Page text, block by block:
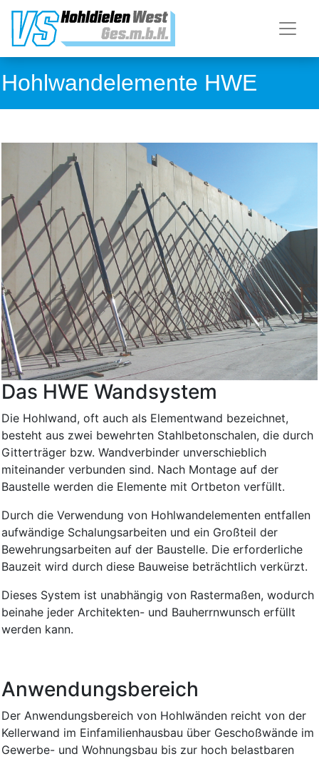
Hohlwandelemente HWE
Das HWE Wandsystem
Die Hohlwand, oft auch als Elementwand bezeichnet,
besteht aus zwei bewehrten Stahlbetonschalen, die durch
Gitterträger bzw. Wandverbinder unverschieblich
miteinander verbunden sind. Nach Montage auf der
Baustelle werden die Elemente mit Ortbeton verfüllt.
Durch die Verwendung von Hohlwandelementen entfallen
aufwändige Schalungsarbeiten und ein Großteil der
Bewehrungsarbeiten auf der Baustelle. Die erforderliche
Bauzeit wird durch diese Bauweise beträchtlich verkürzt.
Dieses System ist unabhängig von Rastermaßen, wodurch
beinahe jeder Architekten- und Bauherrnwunsch erfüllt
werden kann.
Anwendungsbereich
Der Anwendungsbereich von Hohlwänden reicht von der
Kellerwand im Einfamilienhausbau über Geschoßwände im
Gewerbe- und Wohnungsbau bis zur hoch belastbaren